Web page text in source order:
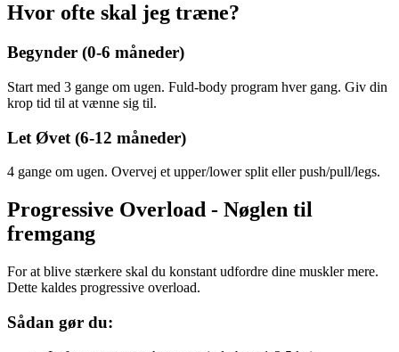
Hvor ofte skal jeg træne?
Begynder (0-6 måneder)
Start med 3 gange om ugen. Fuld-body program hver gang. Giv din
krop tid til at vænne sig til.
Let Øvet (6-12 måneder)
4 gange om ugen. Overvej et upper/lower split eller push/pull/legs.
Progressive Overload - Nøglen til
fremgang
For at blive stærkere skal du konstant udfordre dine muskler mere.
Dette kaldes progressive overload.
Sådan gør du: